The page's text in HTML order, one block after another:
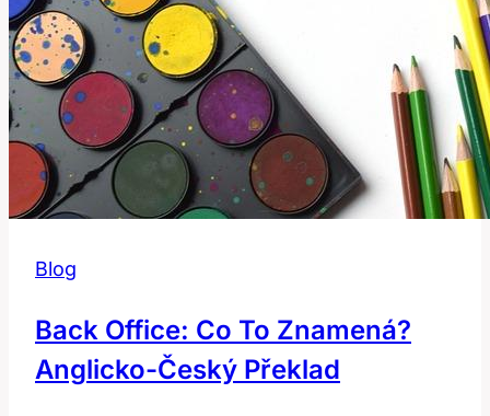
Blog
Back Office: Co To Znamená?
Anglicko-Český Překlad